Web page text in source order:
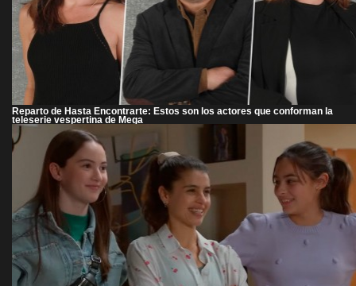
Reparto de Hasta Encontrarte: Estos son los actores que conforman la
teleserie vespertina de Mega